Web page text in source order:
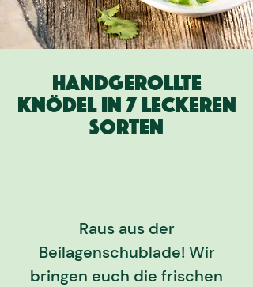
Handgerollte
Knödel in 7 leckeren
Sorten
Raus aus der
Beilagenschublade! Wir
bringen euch die frischen